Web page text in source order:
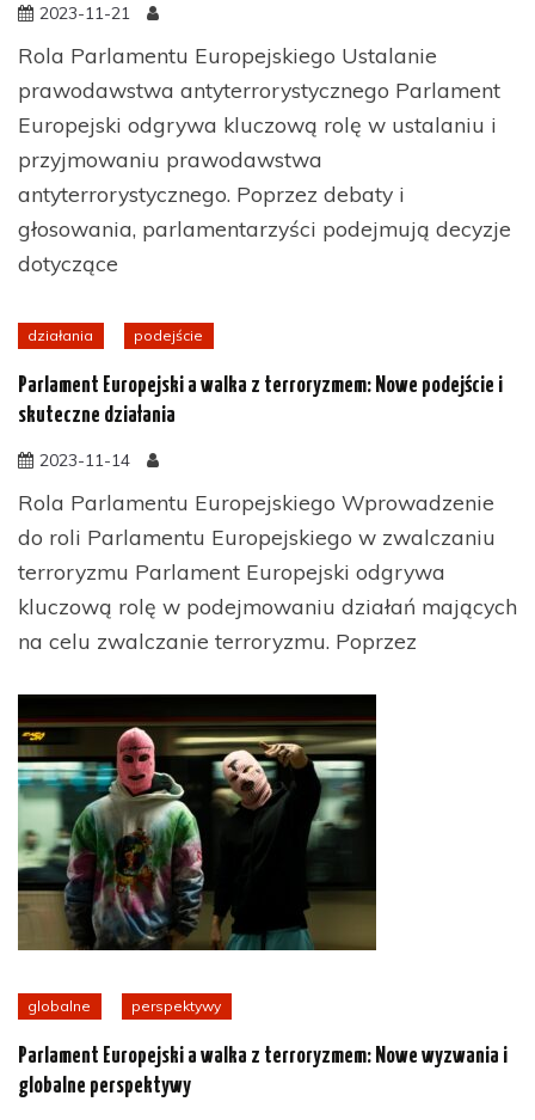
2023-11-21
Rola Parlamentu Europejskiego Ustalanie
prawodawstwa antyterrorystycznego Parlament
Europejski odgrywa kluczową rolę w ustalaniu i
przyjmowaniu prawodawstwa
antyterrorystycznego. Poprzez debaty i
głosowania, parlamentarzyści podejmują decyzje
dotyczące
działania podejście
Parlament Europejski a walka z terroryzmem: Nowe podejście i
skuteczne działania
2023-11-14
Rola Parlamentu Europejskiego Wprowadzenie
do roli Parlamentu Europejskiego w zwalczaniu
terroryzmu Parlament Europejski odgrywa
kluczową rolę w podejmowaniu działań mających
na celu zwalczanie terroryzmu. Poprzez
globalne perspektywy
Parlament Europejski a walka z terroryzmem: Nowe wyzwania i
globalne perspektywy